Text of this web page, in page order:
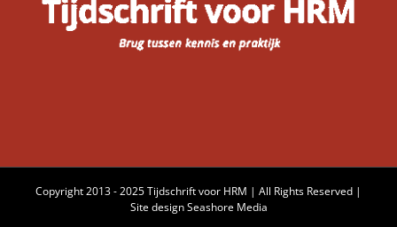
Copyright 2013 - 2025 Tijdschrift voor HRM | All Rights Reserved |
Site designSeashore Media